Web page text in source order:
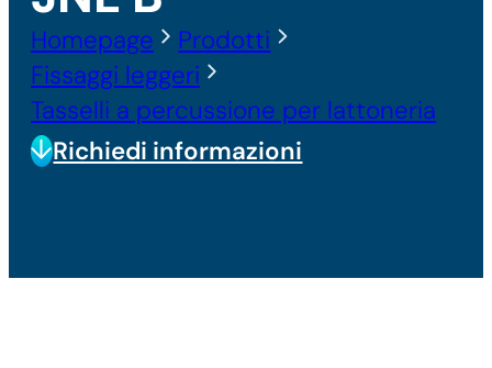
Homepage
Prodotti
Fissaggi leggeri
Tasselli a percussione per lattoneria
Richiedi informazioni